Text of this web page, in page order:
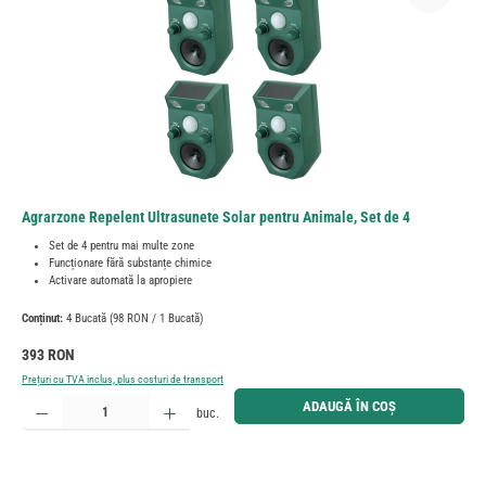
Agrarzone Repelent Ultrasunete Solar pentru Animale, Set de 4
Set de 4 pentru mai multe zone
Funcționare fără substanțe chimice
Activare automată la apropiere
Conținut: 4 Bucată (98 RON / 1 Bucată)
Preț obișnuit:
393 RON
Prețuri cu TVA inclus, plus costuri de transport
Cantitate produs: Introduceți cantitatea dorită sau utilizați butoanele pentru a mări sau micșora
buc. ADAUGĂ ÎN COȘ